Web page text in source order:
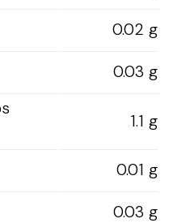
0.02 g
0.03 g
1.1 g
0.01 g
0.03 g